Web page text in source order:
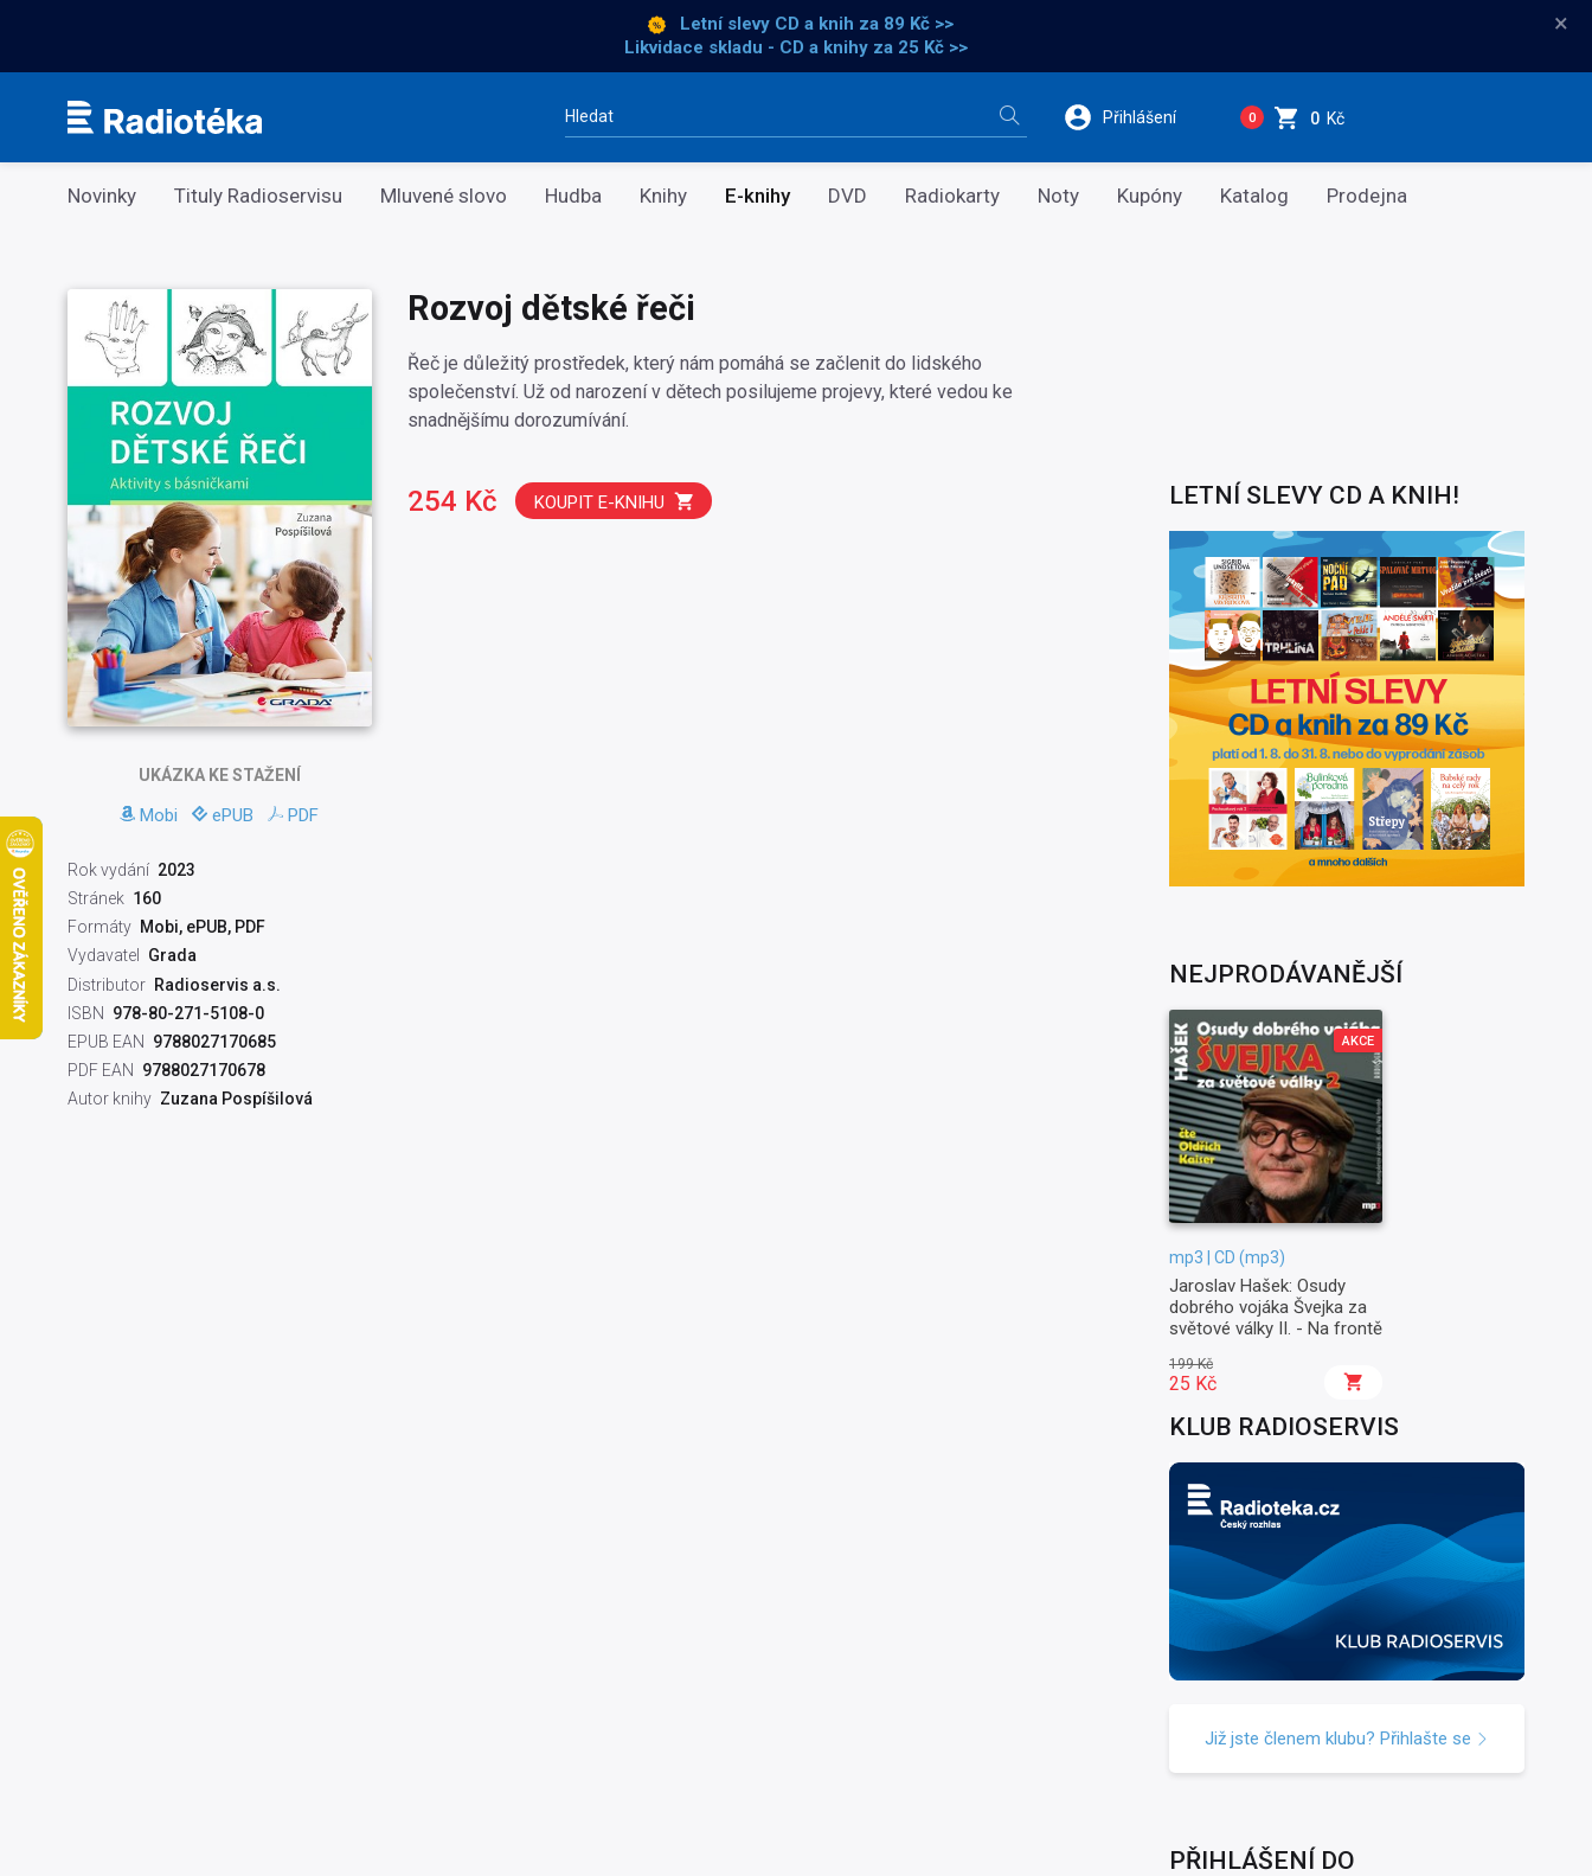
Letní slevy CD a knih za 89 Kč >>
Likvidace skladu - CD a knihy za 25 Kč >>
×
Vyhledávání Přihlášení 0 0 Kč
Kategorie
Novinky Tituly Radioservisu Mluvené slovo Hudba Knihy E-knihy DVD Radiokarty Noty Kupóny Katalog Prodejna
UKÁZKAKE STAŽENÍ
Mobi ePUB PDF
Rok vydání 2023
Stránek 160
Formáty Mobi, ePUB, PDF
Vydavatel
Grada
Distributor Radioservis a.s.
ISBN
978-80-271-5108-0
EPUB EAN
9788027170685
PDF EAN
9788027170678
Autor knihy Zuzana Pospíšilová
Rozvoj dětské řeči
Řeč je důležitý prostředek, který nám pomáhá se začlenit do lidského
společenství. Už od narození v dětech posilujeme projevy, které vedou ke
snadnějšímu dorozumívání.
254 Kč KOUPIT E-KNIHU LETNÍ SLEVY CD A KNIH!
NEJPRODÁVANĚJŠÍ
AKCE
mp3 | CD (mp3)
Jaroslav Hašek: Osudy
dobrého vojáka Švejka za
světové války II. - Na frontě
199 Kč
25 Kč
KLUB RADIOSERVIS
Již jste členem klubu? Přihlašte se
PŘIHLÁŠENÍ DO